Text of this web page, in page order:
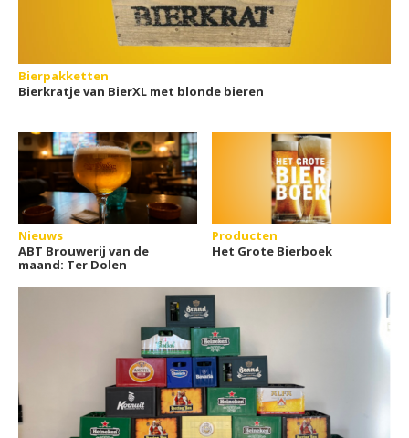
Bierpakketten
Bierkratje van BierXL met blonde bieren
Nieuws
ABT Brouwerij van de
maand: Ter Dolen
Producten
Het Grote Bierboek